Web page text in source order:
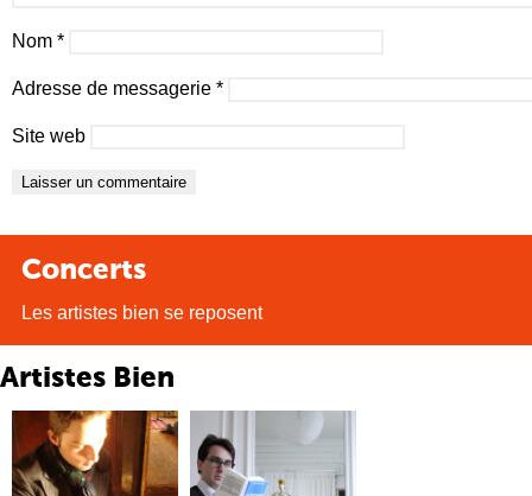
Nom *
Adresse de messagerie *
Site web
Concerts
Les artistes bien se reposent
Artistes Bien